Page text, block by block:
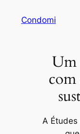
Condomi
Um
com
A